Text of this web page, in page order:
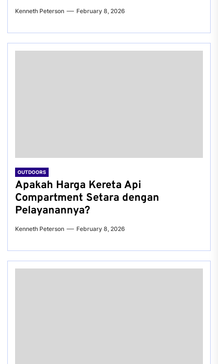
Kenneth Peterson February 8, 2026
OUTDOORS
Apakah Harga Kereta Api
Compartment Setara dengan
Pelayanannya?
Kenneth Peterson February 8, 2026